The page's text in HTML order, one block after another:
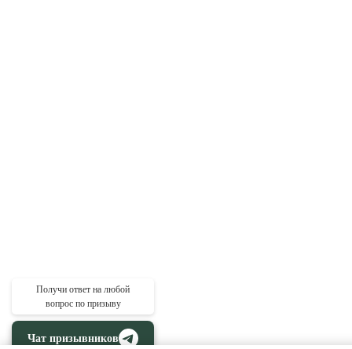
Получи ответ на любой
вопрос по призыву
Чат призывников